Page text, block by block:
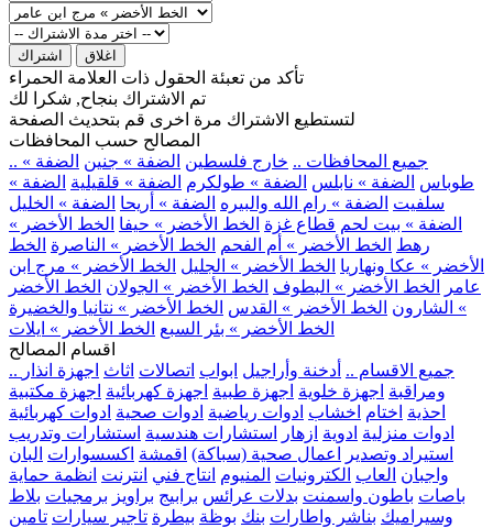
اشتراك اغلاق
تأكد من تعبئة الحقول ذات العلامة الحمراء
تم الاشتراك بنجاح, شكرا لك
لتستطيع الاشتراك مرة اخرى قم بتحديث الصفحة
المصالح حسب المحافظات
.. جميع المحافظات .. خارج فلسطين الضفة » جنين الضفة »
طوباس الضفة » نابلس الضفة » طولكرم الضفة » قلقيلية الضفة »
سلفيت الضفة » رام الله والبيره الضفة » أريحا الضفة » الخليل
الضفة » بيت لحم قطاع غزة الخط الأخضر » حيفا الخط الأخضر »
رهط الخط الأخضر » أم الفحم الخط الأخضر » الناصرة الخط
الأخضر » عكا ونهاريا الخط الأخضر » الجليل الخط الأخضر » مرج ابن
عامر
الخط الأخضر » البطوف الخط الأخضر » الجولان الخط الأخضر
» الشارون الخط الأخضر » القدس الخط الأخضر » نتانيا والخضيرة
الخط الأخضر » بئر السبع الخط الأخضر » ايلات
اقسام المصالح
.. جميع الاقسام .. أدخنة وأراجيل ابواب اتصالات اثاث اجهزة انذار
ومراقبة اجهزة خلوية اجهزة طبية اجهزة كهربائية اجهزة مكتبية
احذية اختام اخشاب ادوات رياضية ادوات صحية ادوات كهربائية
ادوات منزلية ادوية ازهار استشارات هندسية استشارات وتدريب
استيراد وتصدير
اعمال صحية (سباكة) اقمشة اكسسوارات البان
واجبان العاب الكترونيات المنيوم انتاج فني انترنت انظمة حماية
باصات باطون واسمنت بدلات عرائس برابيج براويز برمجيات بلاط
وسيراميك بناشر واطارات بنك بوظة بيطرة تاجير سيارات تامين